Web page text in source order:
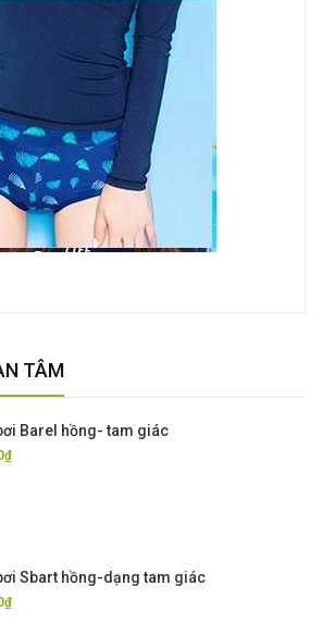
TÂM
Barel hồng- tam giác
Sbart hồng-dạng tam giác